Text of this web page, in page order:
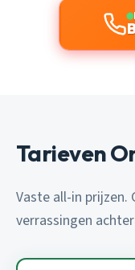
Tarieven
Vaste all-in
verrassingen